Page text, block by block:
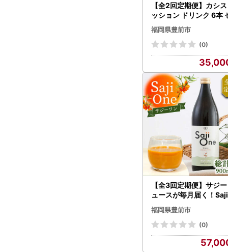
【全2回定期便】カシ
ッション ドリンク 6本
ット[VAX018]果汁 ジ
ス 飲料（3ヶ月おきに
け）
福岡県豊前市
(0)
【全3回定期便】サジ
ュースが毎月届く！
neオーガニック（1本
AX023]
福岡県豊前市
(0)